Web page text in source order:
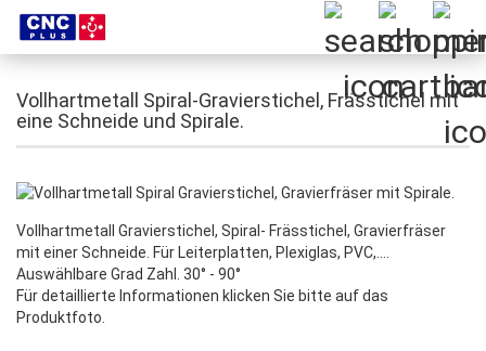
Vollhartmetall Spiral-Gravierstichel, Frässtichel mit
eine Schneide und Spirale.
Vollhartmetall Gravierstichel, Spiral- Frässtichel, Gravierfräser
mit einer Schneide. Für Leiterplatten, Plexiglas, PVC,….
Auswählbare Grad Zahl. 30° - 90°
Für detaillierte Informationen klicken Sie bitte auf das
Produktfoto.